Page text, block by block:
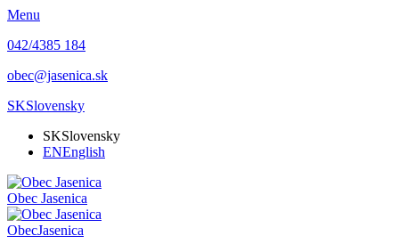
Menu
042/4385 184
obec@jasenica.sk
SKSlovensky
SKSlovensky
ENEnglish
Obec Jasenica
ObecJasenica